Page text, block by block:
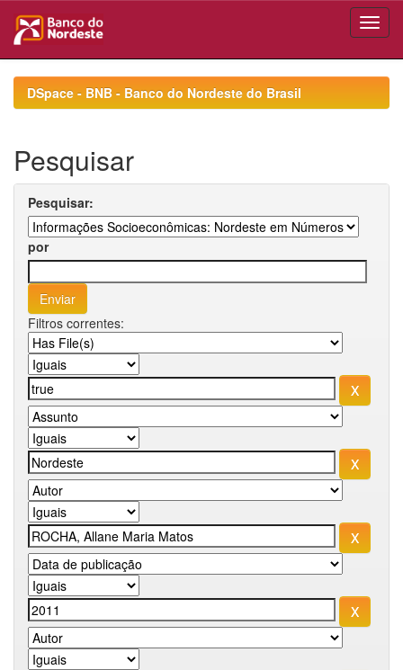
navigationDSpace - BNB - Banco do Nordeste do Brasil
Pesquisar
Pesquisar:
por
Filtros correntes: